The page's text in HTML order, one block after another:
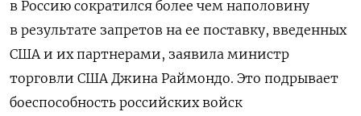
в Россию сократился более чем наполовину
в результате запретов на ее поставку, введенных
США и их партнерами, заявила министр
торговли США Джина Раймондо. Это подрывает
боеспособность российских войск